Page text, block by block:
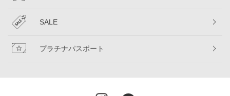
SALE
プラチナパスポート